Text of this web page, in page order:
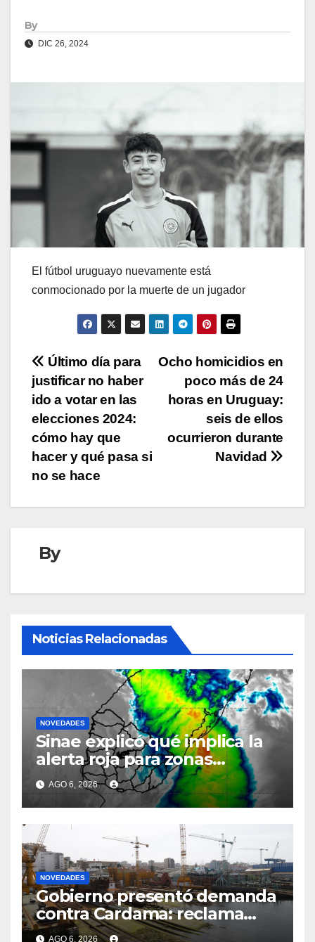
By
DIC 26, 2024
El fútbol uruguayo nuevamente está
conmocionado por la muerte de un jugador
Navegación
de
entradas
Ocho homicidios en
poco más de 24
horas en Uruguay:
seis de ellos
ocurrieron durante
Navidad
Último día para
justificar no haber
ido a votar en las
elecciones 2024:
cómo hay que
hacer y qué pasa si
no se hace
By
Noticias Relacionadas
NOVEDADES
Sinae explicó qué implica la
alerta roja para zonas
costeras de Canelones,
Maldonado y Rocha y qué
pasa con las clases
AGO 6, 2026
NOVEDADES
Gobierno presentó demanda
contra Cardama: reclama
cifras millonarias por
AGO 6, 2026